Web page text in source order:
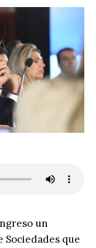
un
Sociedades que